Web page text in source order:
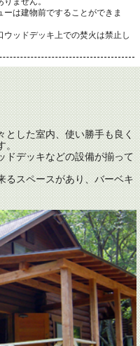
は建物前ですることができま
ッドデッキ上での焚火は禁止し
とした室内、使い勝手も良く
。
ドデッキなどの設備が揃って
るスペースがあり、バーベキ